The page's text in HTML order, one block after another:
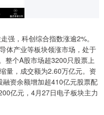
，科创综合指数涨逾2%。
体产业等板块领涨市场，处于
整个A股市场超3200只股票上
量，成交额为2.60万亿元。资
资余额增加超410亿元股票配
亿元，4月27日电子板块主力